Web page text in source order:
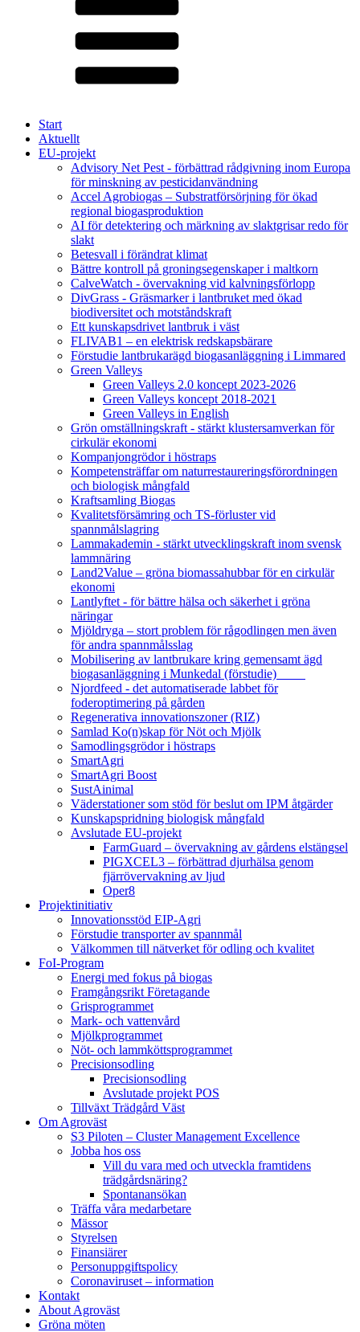
Start
Aktuellt
EU-projekt
Advisory Net Pest - förbättrad rådgivning inom Europa
för minskning av pesticidanvändning
Accel Agrobiogas – Substratförsörjning för ökad
regional biogasproduktion
AI för detektering och märkning av slaktgrisar redo för
slakt
Betesvall i förändrat klimat
Bättre kontroll på groningsegenskaper i maltkorn
CalveWatch - övervakning vid kalvningsförlopp
DivGrass - Gräsmarker i lantbruket med ökad
biodiversitet och motståndskraft
Ett kunskapsdrivet lantbruk i väst
FLIVAB1 – en elektrisk redskapsbärare
Förstudie lantbrukarägd biogasanläggning i Limmared
Green Valleys
Green Valleys 2.0 koncept 2023-2026
Green Valleys koncept 2018-2021
Green Valleys in English
Grön omställningskraft - stärkt klustersamverkan för
cirkulär ekonomi
Kompanjongrödor i höstraps
Kompetensträffar om naturrestaureringsförordningen
och biologisk mångfald
Kraftsamling Biogas
Kvalitetsförsämring och TS-förluster vid
spannmålslagring
Lammakademin - stärkt utvecklingskraft inom svensk
lammnäring
Land2Value – gröna biomassahubbar för en cirkulär
ekonomi
Lantlyftet - för bättre hälsa och säkerhet i gröna
näringar
Mjöldryga – stort problem för rågodlingen men även
för andra spannmålsslag
Mobilisering av lantbrukare kring gemensamt ägd
biogasanläggning i Munkedal (förstudie)
Njordfeed - det automatiserade labbet för
foderoptimering på gården
Regenerativa innovationszoner (RIZ)
Samlad Ko(n)skap för Nöt och Mjölk
Samodlingsgrödor i höstraps
SmartAgri
SmartAgri Boost
SustAinimal
Väderstationer som stöd för beslut om IPM åtgärder
Kunskapspridning biologisk mångfald
Avslutade EU-projekt
FarmGuard – övervakning av gårdens elstängsel
PIGXCEL3 – förbättrad djurhälsa genom
fjärrövervakning av ljud
Oper8
Projektinitiativ
Innovationsstöd EIP-Agri
Förstudie transporter av spannmål
Välkommen till nätverket för odling och kvalitet
FoI-Program
Energi med fokus på biogas
Framgångsrikt Företagande
Grisprogrammet
Mark- och vattenvård
Mjölkprogrammet
Nöt- och lammköttsprogrammet
Precisionsodling
Precisionsodling
Avslutade projekt POS
Tillväxt Trädgård Väst
Om Agroväst
S3 Piloten – Cluster Management Excellence
Jobba hos oss
Vill du vara med och utveckla framtidens
trädgårdsnäring?
Spontanansökan
Träffa våra medarbetare
Mässor
Styrelsen
Finansiärer
Personuppgiftspolicy
Coronaviruset – information
Kontakt
About Agroväst
Gröna möten